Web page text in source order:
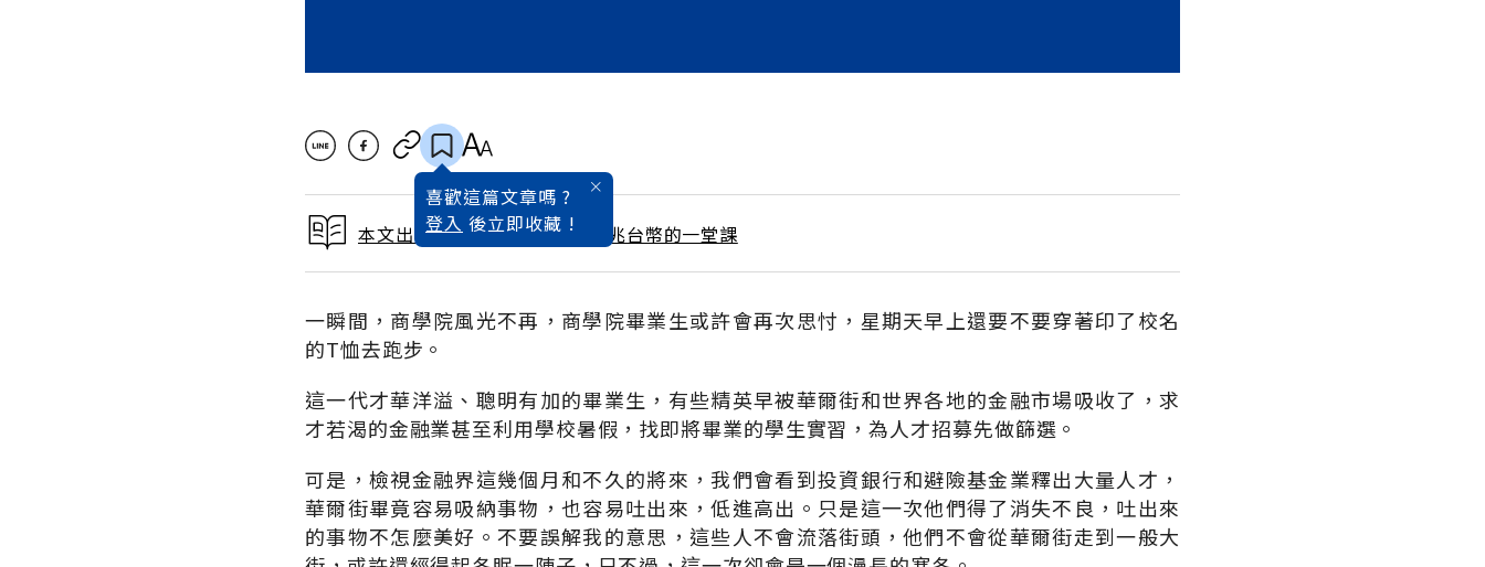
喜歡這篇文章嗎 ?
登入 後立即收藏 !
本文出自 2009 / 3月號雜誌 一兆台幣的一堂課
一瞬間，商學院風光不再，商學院畢業生或許會再次思忖，星期天早上還要不要穿著印了校名
的T恤去跑步。
這一代才華洋溢、聰明有加的畢業生，有些精英早被華爾街和世界各地的金融市場吸收了，求
才若渴的金融業甚至利用學校暑假，找即將畢業的學生實習，為人才招募先做篩選。
可是，檢視金融界這幾個月和不久的將來，我們會看到投資銀行和避險基金業釋出大量人才，
華爾街畢竟容易吸納事物，也容易吐出來，低進高出。只是這一次他們得了消失不良，吐出來
的事物不怎麼美好。不要誤解我的意思，這些人不會流落街頭，他們不會從華爾街走到一般大